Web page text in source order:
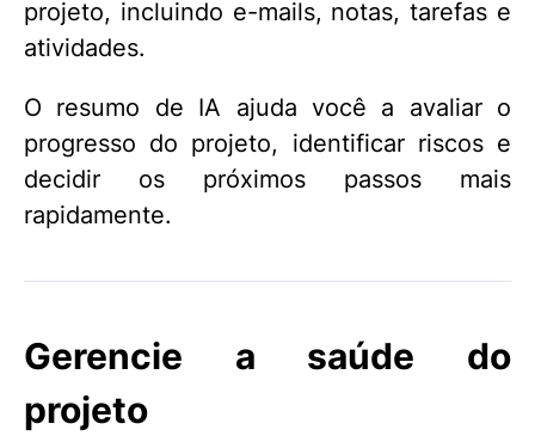
projeto, incluindo e-mails, notas, tarefas e
atividades.
O resumo de IA ajuda você a avaliar o
progresso do projeto, identificar riscos e
decidir os próximos passos mais
rapidamente.
Gerencie a saúde do
projeto